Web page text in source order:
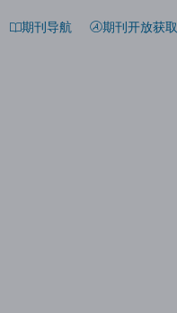
期刊导航 期刊开放获取